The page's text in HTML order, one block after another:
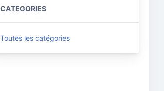
CATEGORIES
Toutes les catégories